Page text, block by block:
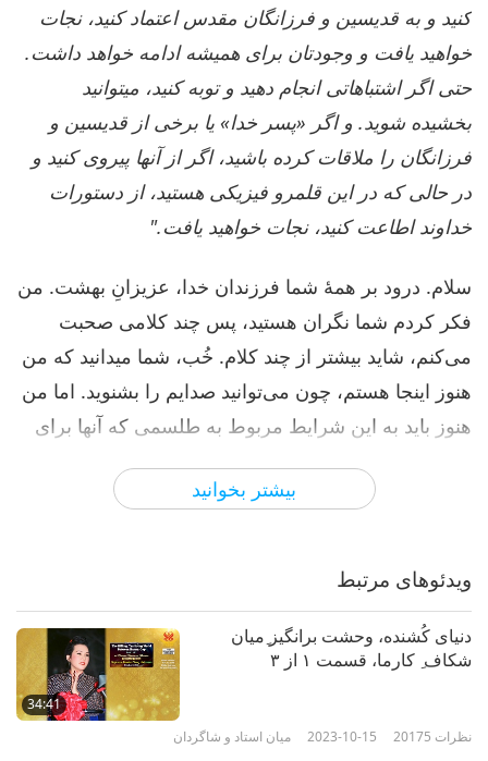
بیشتر بخوانید
کنید و به قدیسین و فرزانگان مقدس اعتماد کنید، نجات
خواهید یافت و وجودتان برای همیشه ادامه خواهد داشت.
حتی اگر اشتباهاتی انجام دهید و توبه کنید، میتوانید
بخشیده شوید. و اگر «پسر خدا» یا برخی از قدیسین و
فرزانگان را ملاقات کرده باشید، اگر از آنها پیروی کنید و
در حالی که در این قلمرو فیزیکی هستید، از دستورات
خداوند اطاعت کنید، نجات خواهید یافت."
سلام. درود بر همهٔ شما فرزندان خدا، عزیزانِ بهشت. من
فکر کردم شما نگران هستید، پس چند کلامی صحبت
می‌کنم، شاید بیشتر از چند کلام. خُب، شما میدانید که من
هنوز اینجا هستم، چون می‌توانید صدایم را بشنوید. اما من
هنوز باید به این شرایط مربوط به طلسمی که آنها برای
اینکه من در جناح برنده‌ هستم، اما تاثیرش هنوز هست. و
حتی با اینکه به اتاق دیگری نقل مکان کرده‌ام. اما همیشه
برخی مواقع هست که می‌توانم سریع کوتاه بیرون بروم و
بعضی اوقات چند ساعتی بیشتر از اینکه فقط یواشکی
کوتاه بیرون بروم. نگران من نباشید، من دختر سرسختی
هستم. سرسخت هستم. بله، من باز هم زنده خواهم ماند.
و اگر نتوانم، خُب، همهٔ ما باید روزی برویم. اگر بمیرم،
ویدئوهای مرتبط
34:41
دنیای کُشنده، وحشت برانگیز ِمیان
شکاف ِ کارما، قسمت ۱ از ۳
میان استاد و شاگردان 2023-10-15 20175 نظرات